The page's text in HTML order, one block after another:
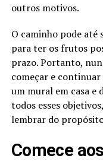
outros motivos.
O caminho pode até
para ter os frutos
prazo. Portanto,
começar e continuar
um mural em casa e
todos esses
lembrar do
Comece